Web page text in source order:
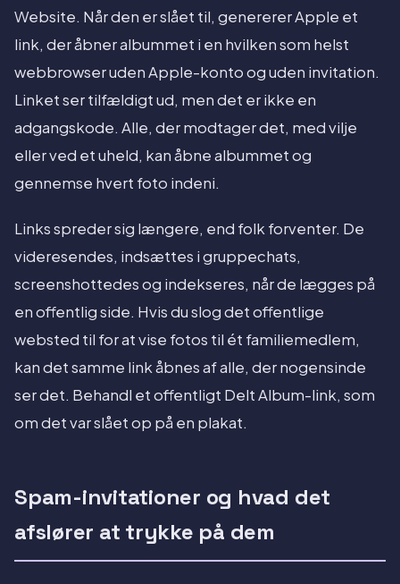
Website. Når den er slået til, genererer Apple et
link, der åbner albummet i en hvilken som helst
webbrowser uden Apple-konto og uden invitation.
Linket ser tilfældigt ud, men det er ikke en
adgangskode. Alle, der modtager det, med vilje
eller ved et uheld, kan åbne albummet og
gennemse hvert foto indeni.
Links spreder sig længere, end folk forventer. De
videresendes, indsættes i gruppechats,
screenshottedes og indekseres, når de lægges på
en offentlig side. Hvis du slog det offentlige
websted til for at vise fotos til ét familiemedlem,
kan det samme link åbnes af alle, der nogensinde
ser det. Behandl et offentligt Delt Album-link, som
om det var slået op på en plakat.
Spam-invitationer og hvad det
afslører at trykke på dem